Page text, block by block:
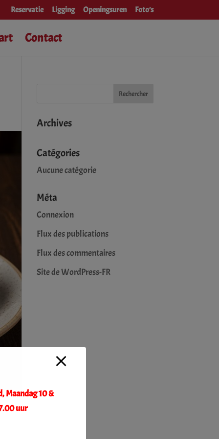
Reservatie Ligging Openingsuren Foto’s
Contact
Archives
Catégories
Aucune catégorie
Méta
Connexion
Flux des publications
Flux des commentaires
Site de WordPress-FR
Maandag 10 &
uur